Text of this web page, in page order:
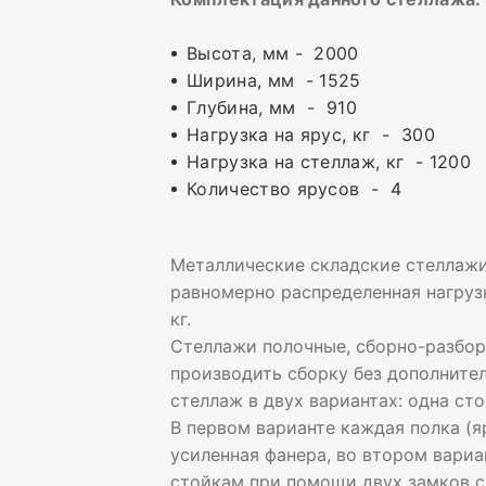
Высота, мм - 2000
Ширина, мм - 1525
Глубина, мм - 910
Нагрузка на ярус, кг - 300
Нагрузка на стеллаж, кг - 1200
Количество ярусов - 4
Металлические складские
равномерно распределенная
кг.
Стеллажи полочные, сборно-
производить сборку без
стеллаж в двух вариантах: одна
В первом варианте каждая полка
усиленная фанера, во втором
стойкам при помощи двух замков